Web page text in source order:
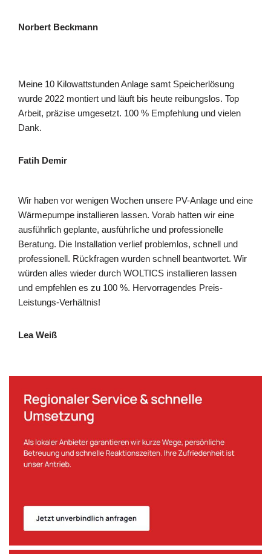
Norbert Beckmann
Meine 10 Kilowattstunden Anlage samt Speicherlösung
wurde 2022 montiert und läuft bis heute reibungslos. Top
Arbeit, präzise umgesetzt. 100 % Empfehlung und vielen
Dank.
Fatih Demir
Wir haben vor wenigen Wochen unsere PV-Anlage und eine
Wärmepumpe installieren lassen. Vorab hatten wir eine
ausführlich geplante, ausführliche und professionelle
Beratung. Die Installation verlief problemlos, schnell und
professionell. Rückfragen wurden schnell beantwortet. Wir
würden alles wieder durch WOLTICS installieren lassen
und empfehlen es zu 100 %. Hervorragendes Preis-
Leistungs-Verhältnis!
Lea Weiß